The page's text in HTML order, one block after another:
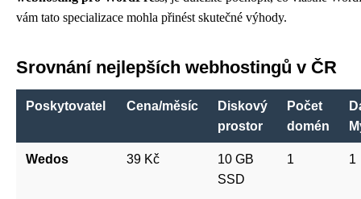
vám tato specializace mohla přinést skutečné výhody.
Srovnání nejlepších webhostingů v ČR
Poskytovatel Cena/měsíc
Diskový
prostor
Počet
domén
Wedos 39 Kč
10 GB
SSD
1 1